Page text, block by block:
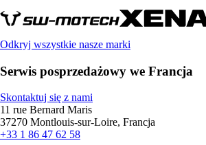
Odkryj wszystkie nasze marki
Serwis posprzedażowy we Francja
Skontaktuj się z nami
11 rue Bernard Maris
37270 Montlouis-sur-Loire, Francja
+33 1 86 47 62 58